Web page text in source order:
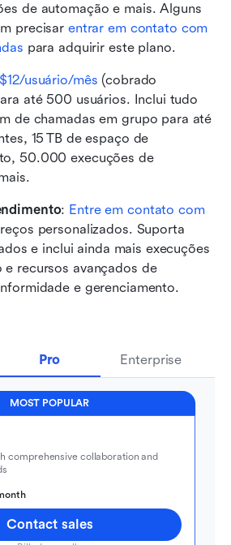
de automação e mais. Alguns
precisar entrar em contato com
para adquirir este plano.
usuário/mês (cobrado
até 500 usuários. Inclui tudo
de chamadas em grupo para até
15 TB de espaço de
50.000 execuções de
: Entre em contato com
personalizados. Suporta
e inclui ainda mais execuções
e recursos avançados de
e gerenciamento.
Pro Enterprise
MOST POPULAR
comprehensive collaboration and
month
Contact sales